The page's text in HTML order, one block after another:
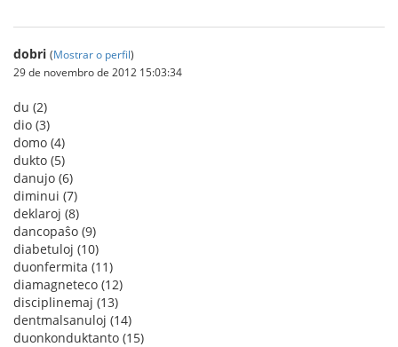
dobri (Mostrar o perfil)
29 de novembro de 2012 15:03:34
du (2)
dio (3)
domo (4)
dukto (5)
danujo (6)
diminui (7)
deklaroj (8)
dancopaŝo (9)
diabetuloj (10)
duonfermita (11)
diamagneteco (12)
disciplinemaj (13)
dentmalsanuloj (14)
duonkonduktanto (15)